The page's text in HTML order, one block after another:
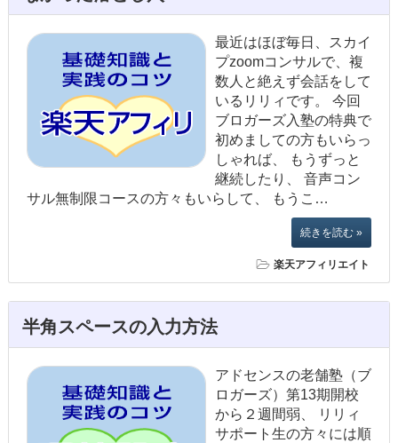
最近はほぼ毎日、スカイ
プzoomコンサルで、複
数人と絶えず会話をして
いるリリィです。 今回
ブロガーズ入塾の特典で
初めましての方もいらっ
しゃれば、 もうずっと
継続したり、 音声コン
サル無制限コースの方々もいらして、 もうこ…
続きを読む »
楽天アフィリエイト
半角スペースの入力方法
アドセンスの老舗塾（ブ
ロガーズ）第13期開校
から２週間弱、 リリィ
サポート生の方々には順